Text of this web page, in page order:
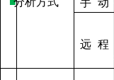
手 动
远 程